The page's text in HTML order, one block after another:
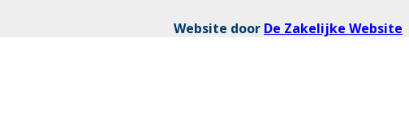
Website door De Zakelijke Website